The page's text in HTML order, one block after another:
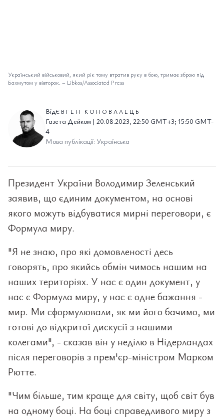
Український військовий, який рік тому втратив руку в бою, тримає зброю під
Бахмутом у вівторок. – Libkos/Associated Press
ВідЄВГЕН КОНОВАЛЕЦЬ
Газета Дейком | 20.08.2023, 22:50 GMT+3; 15:50 GMT-
4
Мова публікації: Українська
Президент України Володимир Зеленський
заявив, що єдиним документом, на основі
якого можуть відбуватися мирні переговори, є
Формула миру.
"Я не знаю, про які домовленості десь
говорять, про якийсь обмін чимось нашим на
наших територіях. У нас є один документ, у
нас є Формула миру, у нас є одне бажання -
мир. Ми сформулювали, як ми його бачимо, ми
готові до відкритої дискусії з нашими
колегами", - сказав він у неділю в Нідерландах
після переговорів з прем'єр-міністром Марком
Рютте.
"Чим більше, тим краще для світу, щоб світ був
на одному боці. На боці справедливого миру з